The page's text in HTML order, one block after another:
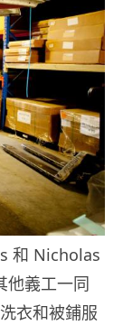
和 Nicholas
義工一同
衣和被鋪服